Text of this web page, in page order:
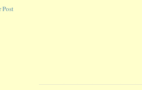
Post